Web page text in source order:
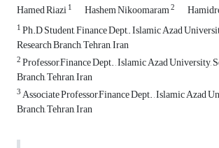
Hamed Riazi1 Hashem Nikoomaram2
1Ph.D Student, Finance Dept,. Islamic Azad
Research Branch, Tehran, Iran
2Professor,Finance Dept. , Islamic Azad University,
Branch, Tehran, Iran
3Associate Professor,Finance Dept. , Islamic Azad
Branch, Tehran, Iran